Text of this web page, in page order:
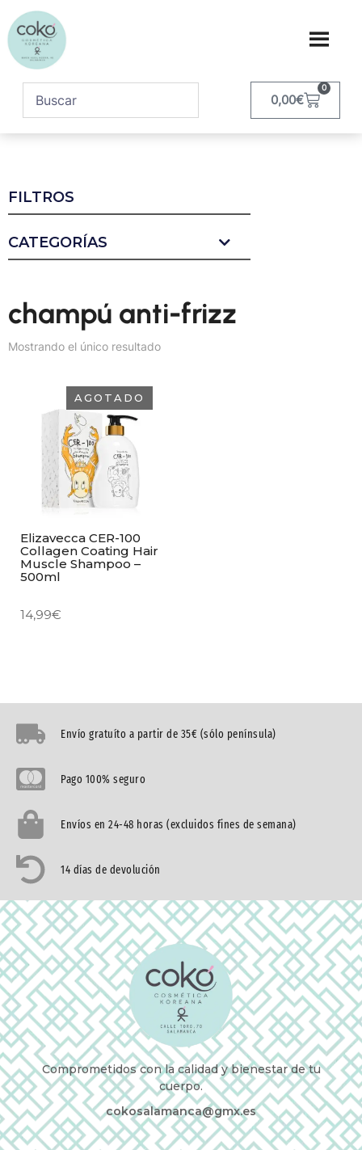
0,00€
0
FILTROS
CATEGORÍAS
champú anti-frizz
Mostrando el único resultado
AGOTADO
Elizavecca CER-100
Collagen Coating Hair
Muscle Shampoo –
500ml
14,99€
Envío gratuíto a partir de 35€ (sólo península)
Pago 100% seguro
Envíos en 24-48 horas (excluidos fines de semana)
14 días de devolución
Comprometidos con la calidad y bienestar de tu
cuerpo.
cokosalamanca@gmx.es